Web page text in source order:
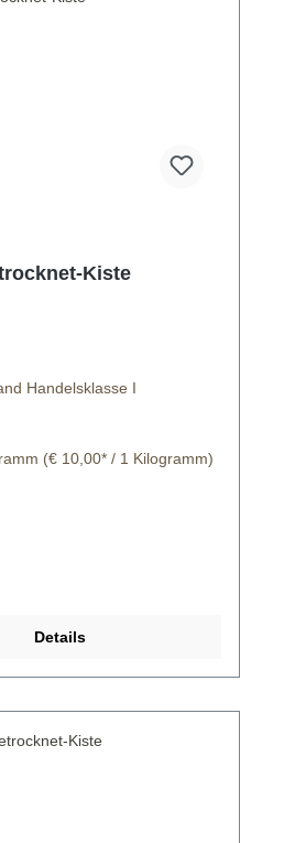
Kiste
Handelsklasse I
(€ 10,00* / 1 Kilogramm)
Details